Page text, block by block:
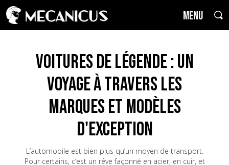
MENU
Voitures de Légende : un
voyage à travers les
marques et modèles
d'exception
L’automobile est bien plus qu’un moyen de transport.
Pour certains, c’est un rêve façonné en acier, en cuir, et